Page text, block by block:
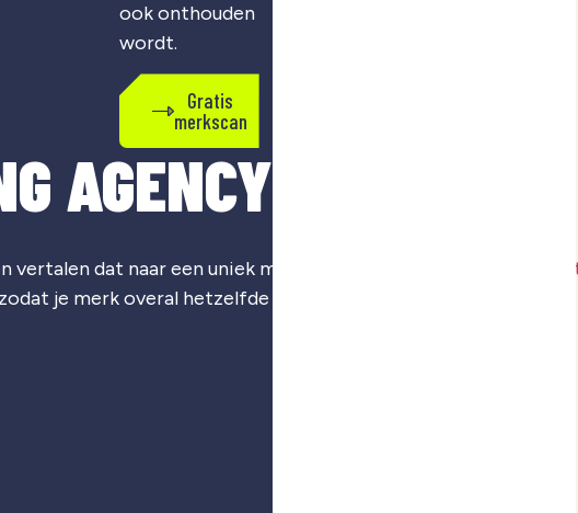
AGENCY?
dat naar een uniek merk: je
visuele
je merk overal hetzelfde voelt.
ook onthouden
wordt.
Gratis
merkscan